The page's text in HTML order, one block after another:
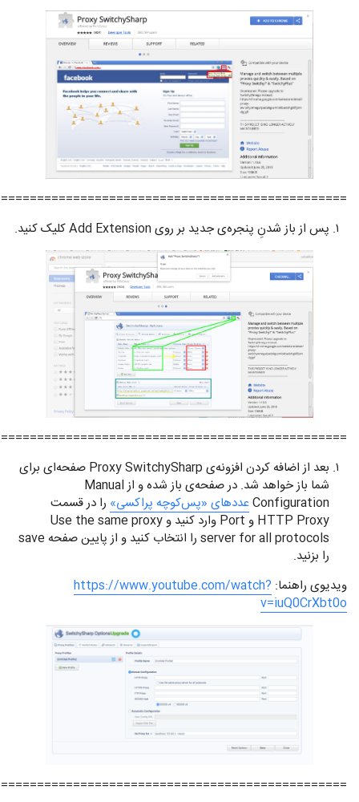
پس از باز شدنِ پنجره‌ی جدید بر روی Add Extension کلیک کنید.
بعد از اضافه کردن افزونه‌ی Proxy SwitchySharp صفحه‌ای برای
شما باز خواهد شد. در صفحه‌ی باز شده و از Manual
Configurationعددهای «پس‌کوچه پراکسی» را در قسمت
HTTP Proxy و Port وارد کنید و Use the same proxy
server for all protocols را انتخاب کنید و از پایین صفحه save
را بزنید.
ویدیوی راهنما: https://www.youtube.com/watch?
v=iuQ0CrXbt0o